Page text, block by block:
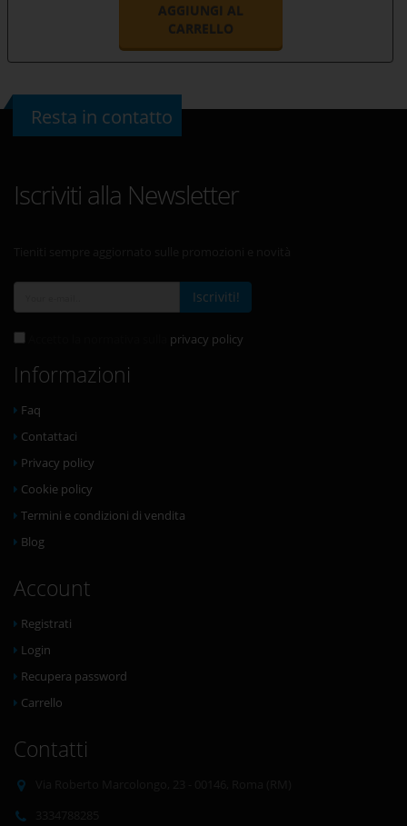
AGGIUNGI AL
CARRELLO
Resta in contatto
Iscriviti alla Newsletter
Iscriviti!
privacy policy
Informazioni
Faq
Contattaci
Privacy policy
Cookie policy
Termini e condizioni di vendita
Blog
Account
Registrati
Login
Recupera password
Carrello
Contatti